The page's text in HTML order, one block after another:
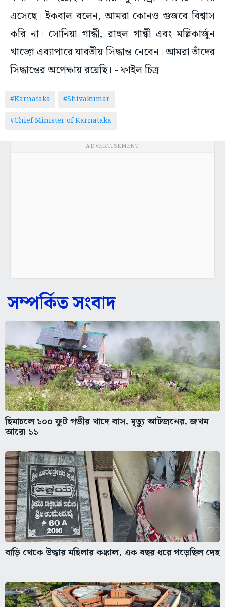
এসেছে। ইকবাল বলেন, আমরা কোনও গুজবে বিশ্বাস
করি না। সোনিয়া গান্ধী, রাহুল গান্ধী এবং মল্লিকার্জুন
খাড়্গে এব্যাপারে যাবতীয় সিদ্ধান্ত নেবেন। আমরা তাঁদের
সিদ্ধান্তের অপেক্ষায় রয়েছি। - ফাইল চিত্র
#Karnataka
#Shivakumar
#Chief Minister of Karnataka
ADVERTISEMENT
সম্পর্কিত সংবাদ
হিমাচলে ১০০ ফুট গভীর খাদে বাস, মৃত্যু আটজনের, জখম
আরো ১১
বাড়ি থেকে উদ্ধার মহিলার কঙ্কাল, এক বছর ধরে পড়েছিল দেহ